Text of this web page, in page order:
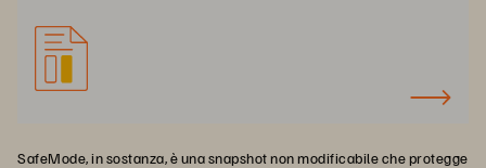
SafeMode, in sostanza, è una snapshot non modificabile che protegge